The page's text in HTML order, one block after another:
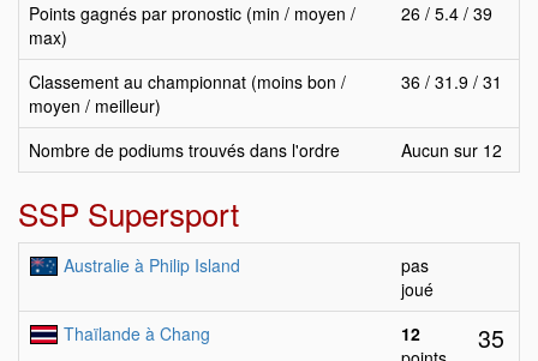
Points gagnés par pronostic (min / moyen /
max)
26 / 5.4 / 39
Classement au championnat (moins bon /
moyen / meilleur)
36 / 31.9 / 31
Nombre de podiums trouvés dans l'ordre Aucun sur 12
SSP Supersport
Australie à Philip Island
pas
joué
Thaïlande à Chang
12
35